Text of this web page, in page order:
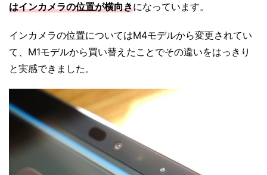
はインカメラの位置が横向きになっています。
インカメラの位置についてはM4モデルから変更されてい
て、M1モデルから買い替えたことでその違いをはっきり
と実感できました。